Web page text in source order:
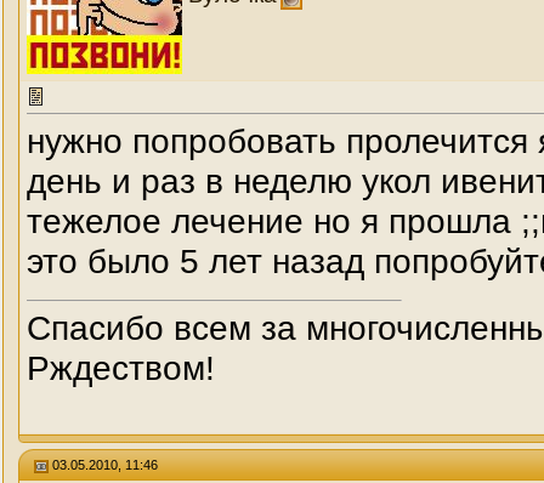
нужно попробовать пролечится
день и раз в неделю укол
тежелое лечение но я
это было 5 лет назад
Спасибо всем за
Рждеством!
03.05.2010, 11:46